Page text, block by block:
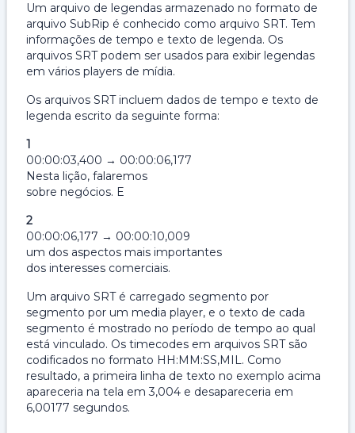
Um arquivo de legendas armazenado no formato de
arquivo SubRip é conhecido como arquivo SRT. Tem
informações de tempo e texto de legenda. Os
arquivos SRT podem ser usados ​​para exibir legendas
em vários players de mídia.
Os arquivos SRT incluem dados de tempo e texto de
legenda escrito da seguinte forma:
1
00:00:03,400 → 00:00:06,177
Nesta lição, falaremos
sobre negócios. E
2
00:00:06,177 → 00:00:10,009
um dos aspectos mais importantes
dos interesses comerciais.
Um arquivo SRT é carregado segmento por
segmento por um media player, e o texto de cada
segmento é mostrado no período de tempo ao qual
está vinculado. Os timecodes em arquivos SRT são
codificados no formato HH:MM:SS,MIL. Como
resultado, a primeira linha de texto no exemplo acima
apareceria na tela em 3,004 e desapareceria em
6,00177 segundos.